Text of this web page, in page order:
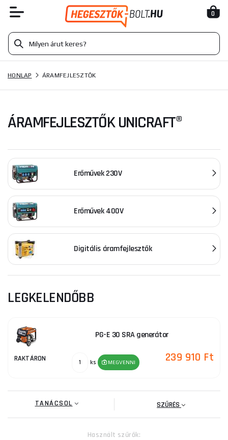
0
HONLAP ÁRAMFEJLESZTŐK
ÁRAMFEJLESZTŐK UNICRAFT®
Erőművek 230V
Erőművek 400V
Digitális áramfejlesztők
LEGKELENDŐBB
PG-E 30 SRA generátor
RAKTÁRON ks MEGVENNI 239 910 Ft
TANÁCSOL SZŰRÉS
Használt szűrők: